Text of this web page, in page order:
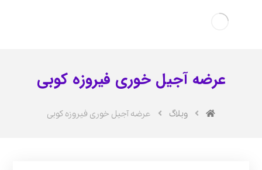
عرضه آجیل خوری فیروزه کوبی
وبلاگ عرضه آجیل خوری فیروزه کوبی